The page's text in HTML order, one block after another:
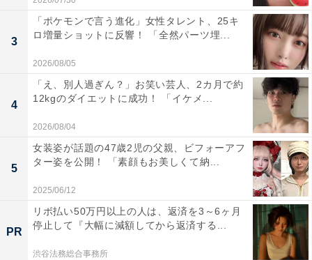
3
「ポケモンで言う進化」女性タレント、25キ
ロ増量ショットに反響！ 「全然パーツ埋...
2026/08/05
4
「え、別人過ぎん？」お笑い芸人、2カ月で約
12kgのダイエットに成功！ 「イケメ...
2026/08/04
5
女装姿が話題の47歳2児の父親、ビフォーアフ
ター姿を公開！ 「素顔もお美しくて納...
2025/06/12
PR
リボ払い50万円以上の人は、返済を3～6ヶ月
停止して『大幅に減額してから返済する...
渋谷法務総合事務所